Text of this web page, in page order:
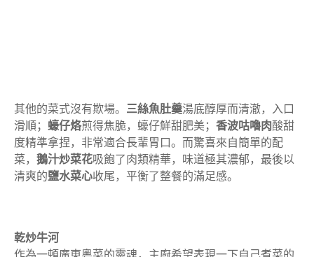
其他的菜式沒有欺場。 三絲魚肚羹湯底醇厚而清澈，入口
滑順； 蠔仔烙煎得焦脆，蠔仔鮮甜肥美； 香波咕嚕肉酸甜
度精準拿捏，非常適合長輩胃口。而驚喜來自簡單的配
菜， 鵝汁炒菜花吸飽了肉類精華，味道極其濃郁，最後以
清爽的鹽水菜心收尾，平衡了整餐的滿足感。
乾炒牛河